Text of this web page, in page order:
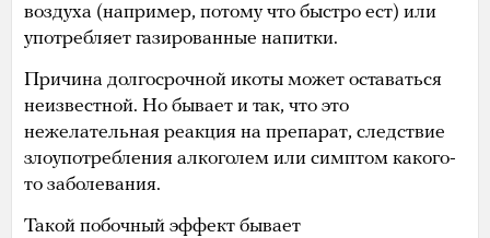
воздуха (например, потому что быстро ест) или
употребляет газированные напитки.
Причина долгосрочной икоты может оставаться
неизвестной. Но бывает и так, что это
нежелательная реакция на препарат, следствие
злоупотребления алкоголем или симптом какого-
то заболевания.
Такой побочный эффект бывает